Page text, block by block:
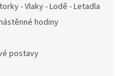
- Vlaky - Lodě - Letadla
hodiny
postavy